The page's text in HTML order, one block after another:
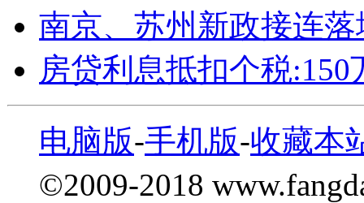
南京、苏州新政接连
房贷利息抵扣个税:150
电脑版-手机版-收藏本
©2009-2018